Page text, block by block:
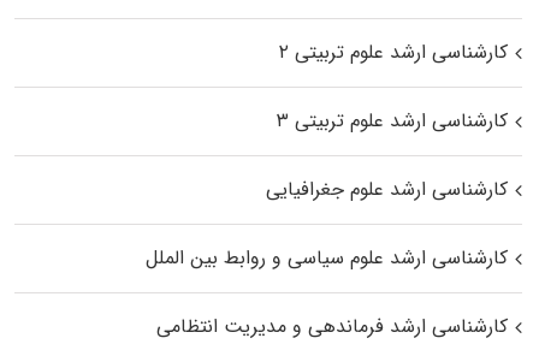
کارشناسی ارشد علوم تربیتی ۲
کارشناسی ارشد علوم تربیتی ۳
کارشناسی ارشد علوم جغرافیایی
کارشناسی ارشد علوم سیاسی و روابط بین الملل
کارشناسی ارشد فرماندهی و مدیریت انتظامی